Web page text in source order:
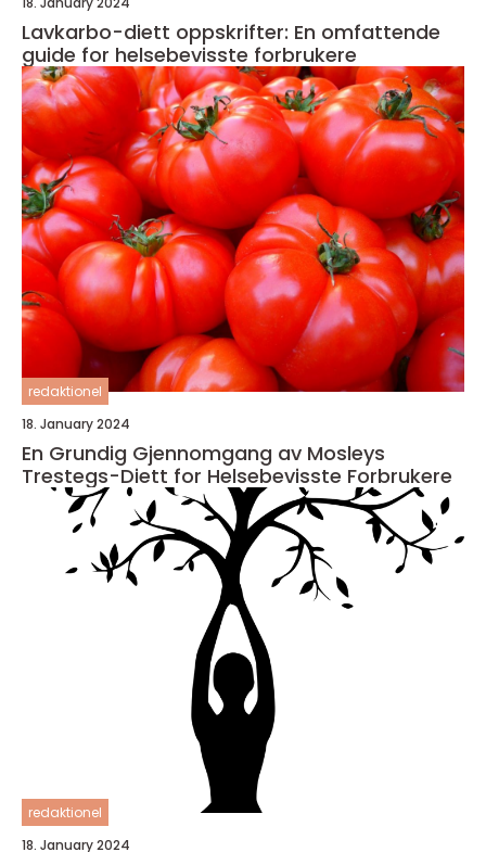
Lavkarbo-diett oppskrifter: En omfattende
guide for helsebevisste forbrukere
redaktionel
18. January 2024
En Grundig Gjennomgang av Mosleys
Trestegs-Diett for Helsebevisste Forbrukere
redaktionel
18. January 2024